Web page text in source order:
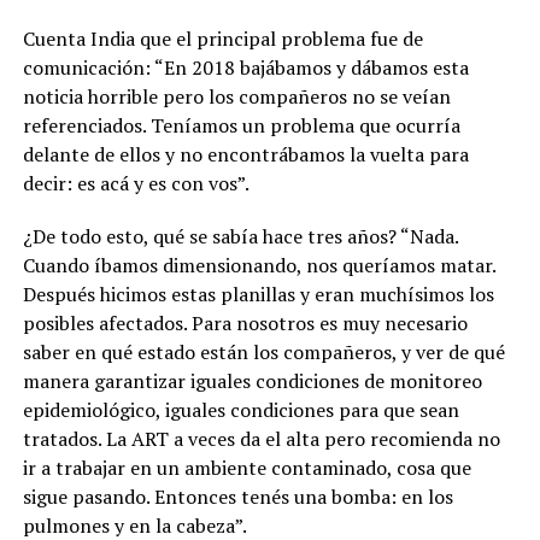
Cuenta India que el principal problema fue de
comunicación: “En 2018 bajábamos y dábamos esta
noticia horrible pero los compañeros no se veían
referenciados. Teníamos un problema que ocurría
delante de ellos y no encontrábamos la vuelta para
decir: es acá y es con vos”.
¿De todo esto, qué se sabía hace tres años? “Nada.
Cuando íbamos dimensionando, nos queríamos matar.
Después hicimos estas planillas y eran muchísimos los
posibles afectados. Para nosotros es muy necesario
saber en qué estado están los compañeros, y ver de qué
manera garantizar iguales condiciones de monitoreo
epidemiológico, iguales condiciones para que sean
tratados. La ART a veces da el alta pero recomienda no
ir a trabajar en un ambiente contaminado, cosa que
sigue pasando. Entonces tenés una bomba: en los
pulmones y en la cabeza”.